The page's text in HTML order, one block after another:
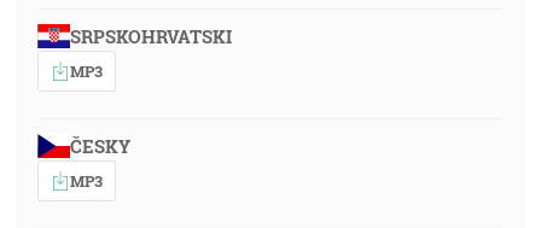
SRPSKOHRVATSKI
MP3
ČESKY
MP3